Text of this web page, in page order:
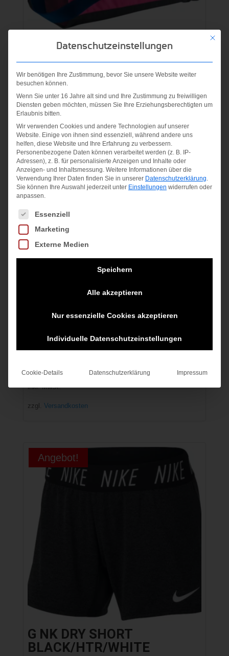
NIKE VARSITY DUFFEL PINK
POW/POLAR/(DPRYLB)
39,95€
inkl. MwSt.
zzgl. Versandkosten
W NP CPRI schwarz-weiss
inkl. MwSt.
zzgl. Versandkosten
Angebot!
G NK DRY SHORT
BLACK/HTR/WHITE
Mit
Datenschutzeinstellungen
Wir benötigen Ihre Zustimmung, bevor Sie unsere Website weiter
besuchen können.
Wenn Sie unter 16 Jahre alt sind und Ihre Zustimmung zu freiwilligen
Diensten geben möchten, müssen Sie Ihre Erziehungsberechtigten um
Erlaubnis bitten.
Wir verwenden Cookies und andere Technologien auf unserer
Website. Einige von ihnen sind essenziell, während andere uns
helfen, diese Website und Ihre Erfahrung zu verbessern.
Personenbezogene Daten können verarbeitet werden (z. B. IP-
Adressen), z. B. für personalisierte Anzeigen und Inhalte oder
Anzeigen- und Inhaltsmessung. Weitere Informationen über die
Verwendung Ihrer Daten finden Sie in unserer Datenschutzerklärung
Sie können Ihre Auswahl jederzeit unter Einstellungen widerrufen oder
anpassen.
Es folgt eine Liste der Service-Gruppen, für die eine
Essenziell
Marketing
Externe Medien
Speichern
Alle akzeptieren
Nur essenzielle Cookies akzeptieren
Individuelle Datenschutzeinstellungen
Cookie-Details Datenschutzerklärung Impressum